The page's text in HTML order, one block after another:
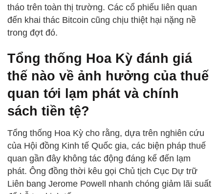
tháo trên toàn thị trường. Các cổ phiếu liên quan
đến khai thác Bitcoin cũng chịu thiệt hại nặng nề
trong đợt đó.
Tổng thống Hoa Kỳ đánh giá
thế nào về ảnh hưởng của thuế
quan tới lạm phát và chính
sách tiền tệ?
Tổng thống Hoa Kỳ cho rằng, dựa trên nghiên cứu
của Hội đồng Kinh tế Quốc gia, các biện pháp thuế
quan gần đây không tác động đáng kể đến lạm
phát. Ông đồng thời kêu gọi Chủ tịch Cục Dự trữ
Liên bang Jerome Powell nhanh chóng giảm lãi suất